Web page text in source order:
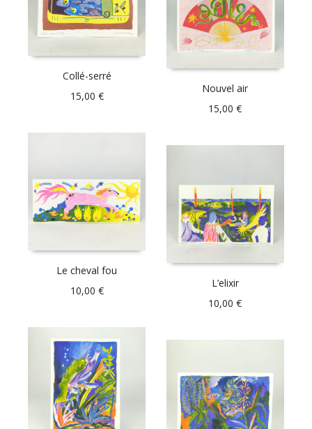
Collé-serré
15,00 €
Nouvel air
15,00€
Le cheval fou
10,00 €
L’elixir
10,00€